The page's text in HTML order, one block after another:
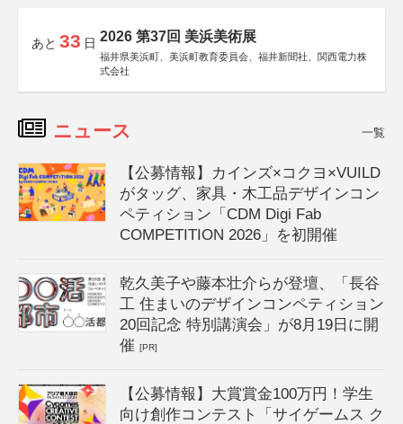
あと 33 日 2026 第37回 美浜美術展
福井県美浜町、美浜町教育委員会、福井新聞社、関西電力株
式会社
ニュース 一覧
【公募情報】カインズ×コクヨ×VUILD
がタッグ、家具・木工品デザインコン
ペティション「CDM Digi Fab
COMPETITION 2026」を初開催
乾久美子や藤本壮介らが登壇、「長谷
工 住まいのデザインコンペティション
20回記念 特別講演会」が8月19日に開
催[PR]
【公募情報】大賞賞金100万円！学生
向け創作コンテスト「サイゲームス ク